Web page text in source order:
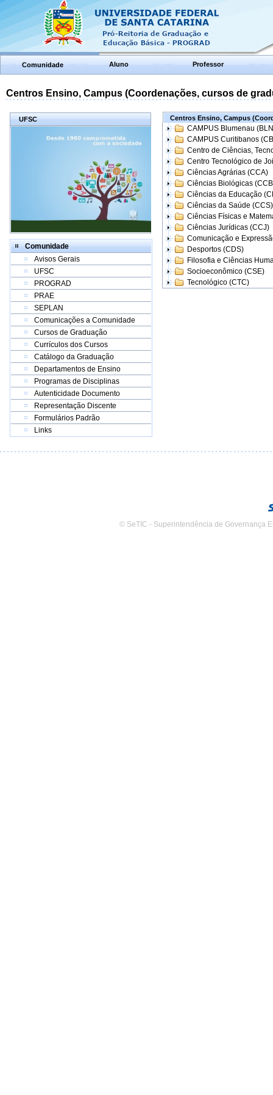
Comunidade Aluno Professor
Centros Ensino, Campus (Coordenações, cursos de
UFSC
Comunidade
Avisos Gerais
UFSC
PROGRAD
PRAE
SEPLAN
Comunicações a Comunidade
Cursos de Graduação
Currículos dos Cursos
Catálogo da Graduação
Departamentos de Ensino
Programas de Disciplinas
Autenticidade Documento
Representação Discente
Formulários Padrão
Links
Centros Ensino, Campus
CAMPUS Blumenau
CAMPUS Curitibanos
Centro de Ciências,
Centro Tecnológico de
Ciências Agrárias (CCA)
Ciências Biológicas
Ciências da Educação
Ciências da Saúde (CCS)
Ciências Físicas e
Ciências Jurídicas (CCJ)
Comunicação e
Desportos (CDS)
Filosofia e Ciências
Socioeconômico (CSE)
Tecnológico (CTC)
© SeTIC - Superintendência de Governança